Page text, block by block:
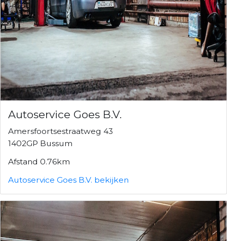
Autoservice Goes B.V.
Amersfoortsestraatweg 43
1402GP Bussum
Afstand 0.76km
Autoservice Goes B.V. bekijken